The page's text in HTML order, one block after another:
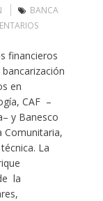
BANCA
financieros
en
CAF –
y Banesco
Comunitaria,
La
la